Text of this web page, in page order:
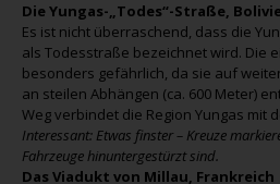
Die Yungas-„Todes“-Straße,
Es ist nicht überraschend, dass die
als Todesstraße bezeichnet wird. Die
besonders gefährlich, da sie auf
an steilen Abhängen (ca. 600 Meter)
Weg verbindet die Region Yungas mit
Interessant: Etwas finster – Kreuze
Fahrzeuge hinuntergestürzt sind.
Das Viadukt von Millau, Frankreich